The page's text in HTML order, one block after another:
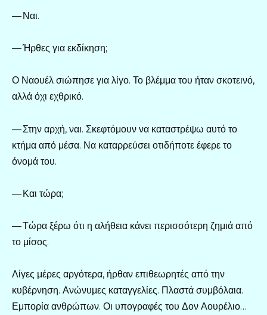
— Ναι.
— Ήρθες για εκδίκηση;
Ο Ναουέλ σιώπησε για λίγο. Το βλέμμα του ήταν σκοτεινό,
αλλά όχι εχθρικό.
— Στην αρχή, ναι. Σκεφτόμουν να καταστρέψω αυτό το
κτήμα από μέσα. Να καταρρεύσει οτιδήποτε έφερε το
όνομά του.
— Και τώρα;
— Τώρα ξέρω ότι η αλήθεια κάνει περισσότερη ζημιά από
το μίσος.
Λίγες μέρες αργότερα, ήρθαν επιθεωρητές από την
κυβέρνηση. Ανώνυμες καταγγελίες. Πλαστά συμβόλαια.
Εμπορία ανθρώπων. Οι υπογραφές του Δον Αουρέλιο…